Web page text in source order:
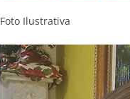
Foto Ilustrativa